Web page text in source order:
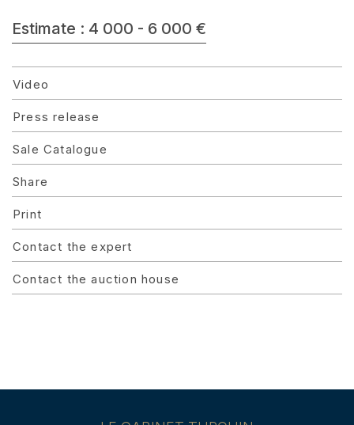
Estimate : 4 000 - 6 000 €
Video
Press release
Sale Catalogue
Share
Print
Contact the expert
Contact the auction house